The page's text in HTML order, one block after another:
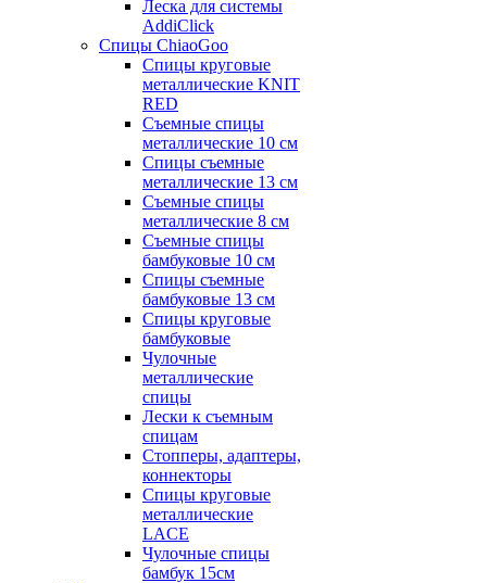
Леска для системы
AddiClick
Спицы ChiaoGoo
Спицы круговые
металлические KNIT
RED
Съемные спицы
металлические 10 см
Спицы съемные
металлические 13 см
Съемные спицы
металлические 8 см
Съемные спицы
бамбуковые 10 см
Спицы съемные
бамбуковые 13 см
Спицы круговые
бамбуковые
Чулочные
металлические
спицы
Лески к съемным
спицам
Стопперы, адаптеры,
коннекторы
Спицы круговые
металлические
LACE
Чулочные спицы
бамбук 15см